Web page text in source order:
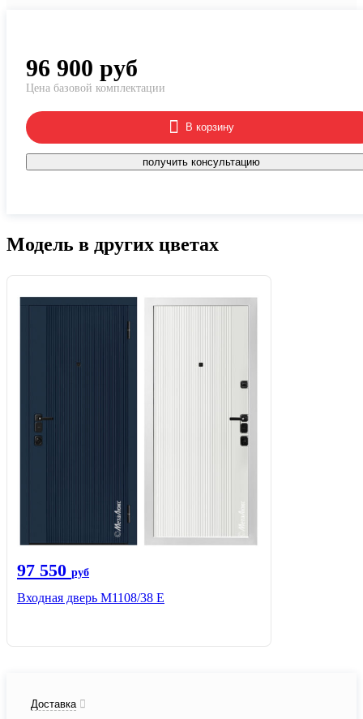
96 900 руб
Цена базовой комплектации
В корзину
получить консультацию
Модель в других цветах
97 550 руб
Входная дверь М1108/38 E
Доставка